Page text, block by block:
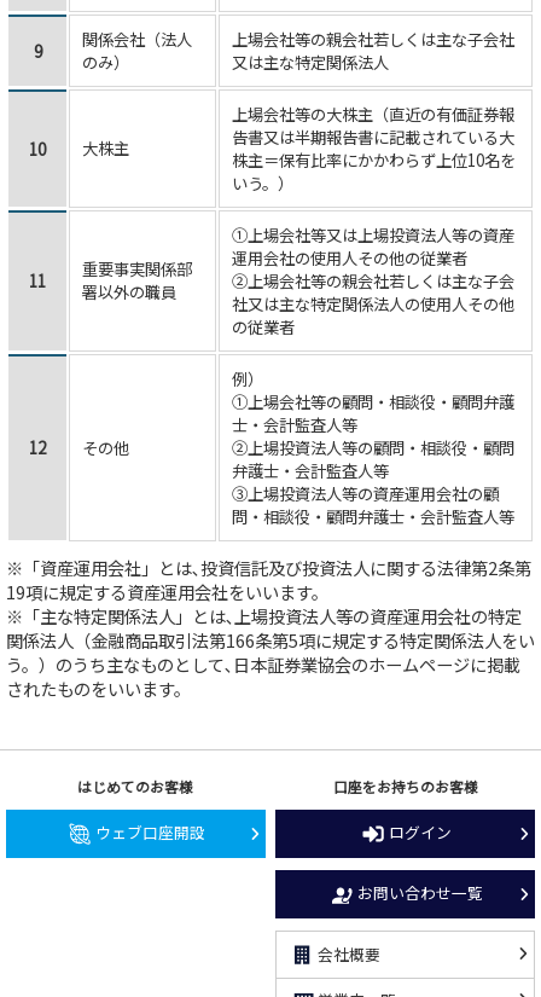
9
関係会社（法人
のみ）
上場会社等の親会社若しくは主な子会社
又は主な特定関係法人
10 大株主
上場会社等の大株主（直近の有価証券報
告書又は半期報告書に記載されている大
株主＝保有比率にかかわらず上位10名を
いう。）
11
重要事実関係部
署以外の職員
①上場会社等又は上場投資法人等の資産
運用会社の使用人その他の従業者
②上場会社等の親会社若しくは主な子会
社又は主な特定関係法人の使用人その他
の従業者
12 その他
例）
①上場会社等の顧問・相談役・顧問弁護
士・会計監査人等
②上場投資法人等の顧問・相談役・顧問
弁護士・会計監査人等
③上場投資法人等の資産運用会社の顧
問・相談役・顧問弁護士・会計監査人等
※「資産運用会社」とは､投資信託及び投資法人に関する法律第2条第
19項に規定する資産運用会社をいいます。
※「主な特定関係法人」とは､上場投資法人等の資産運用会社の特定
関係法人（金融商品取引法第166条第5項に規定する特定関係法人をい
う。）のうち主なものとして､日本証券業協会のホームページに掲載
されたものをいいます。
はじめてのお客様
ウェブ口座開設
口座をお持ちのお客様
ログイン
お問い合わせ一覧
会社概要